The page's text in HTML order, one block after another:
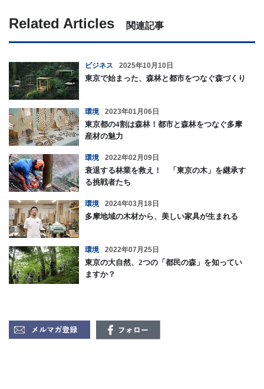
Related Articles 関連記事
ビジネス 2025年10月10日
東京で始まった、森林と都市をつなぐ森づくり
環境 2023年01月06日
東京都の4割は森林！都市と森林をつなぐ多摩
産材の魅力
環境 2022年02月09日
衰退する林業を救え！ 「東京の木」を継承す
る挑戦者たち
環境 2024年03月18日
多摩地域の木材から、美しい家具が生まれる
環境 2022年07月25日
東京の大自然、2つの「都民の森」を知ってい
ますか？